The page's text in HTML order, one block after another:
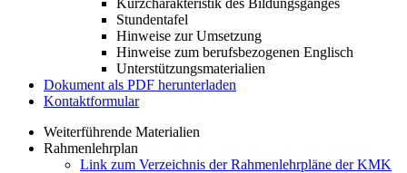
Kurzcharakteristik des Bildungsganges
Stundentafel
Hinweise zur Umsetzung
Hinweise zum berufsbezogenen Englisch
Unterstützungsmaterialien
Dokument als PDF herunterladen
Kontaktformular
Weiterführende Materialien
Rahmenlehrplan
Link zum Verzeichnis der Rahmenlehrpläne der KMK